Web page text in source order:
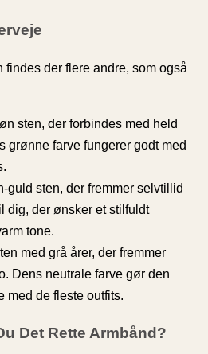
der flere andre, som også
sten, der forbindes med held
grønne farve fungerer godt med
guld sten, der fremmer selvtillid
dig, der ønsker et stilfuldt
tone.
med grå årer, der fremmer
Dens neutrale farve gør den
med de fleste outfits.
Det Rette Armbånd?